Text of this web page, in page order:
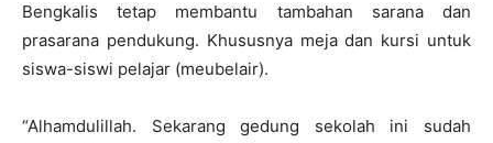
Bengkalis tetap membantu tambahan sarana dan
prasarana pendukung. Khususnya meja dan kursi untuk
siswa-siswi pelajar (meubelair).
“Alhamdulillah. Sekarang gedung sekolah ini sudah